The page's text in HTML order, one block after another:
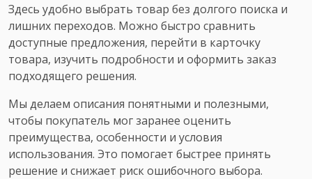
Здесь удобно выбрать товар без долгого поиска и
лишних переходов. Можно быстро сравнить
доступные предложения, перейти в карточку
товара, изучить подробности и оформить заказ
подходящего решения.
Мы делаем описания понятными и полезными,
чтобы покупатель мог заранее оценить
преимущества, особенности и условия
использования. Это помогает быстрее принять
решение и снижает риск ошибочного выбора.